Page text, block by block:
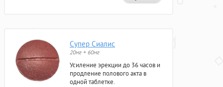
Супер Сиалис
20мг + 60мг
Усиление эрекции до 36 часов и
продление полового акта в
одной таблетке.